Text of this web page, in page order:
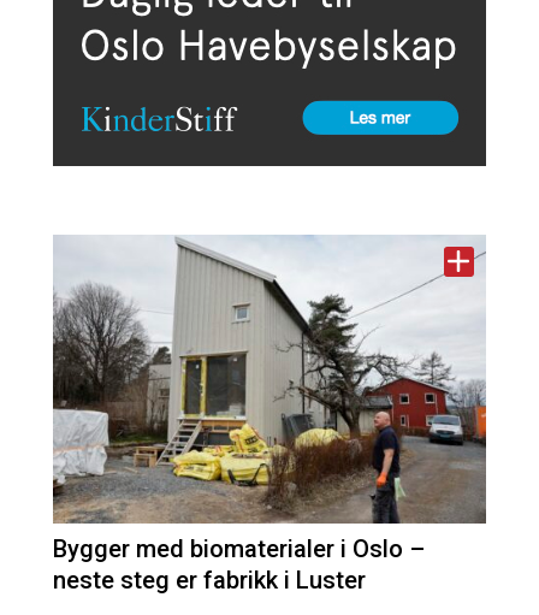
Bygger med biomaterialer i Oslo –
neste steg er fabrikk i Luster